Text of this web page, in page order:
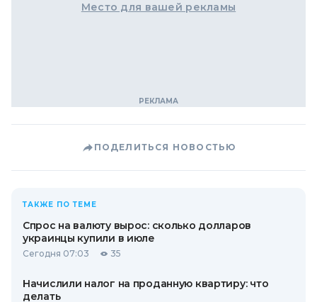
Место для вашей рекламы
ПОДЕЛИТЬСЯ НОВОСТЬЮ
ТАКЖЕ ПО ТЕМЕ
Спрос на валюту вырос: сколько долларов
украинцы купили в июле
Сегодня 07:03 35
Начислили налог на проданную квартиру: что
делать